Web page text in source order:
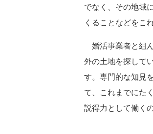
でなく、その地域
くることなどをこ
婚活事業者と組
外の土地を探して
す。専門的な知見
て、これまでにた
説得力として働く